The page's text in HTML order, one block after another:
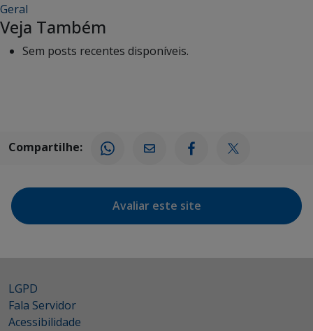
Geral
Veja Também
Sem posts recentes disponíveis.
Compartilhe:
Avaliar este site
LGPD
Fala Servidor
Acessibilidade